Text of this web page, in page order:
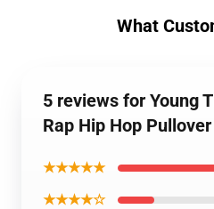
What
5 reviews for Young
Rap Hip Hop
★★★★★
★★★★☆